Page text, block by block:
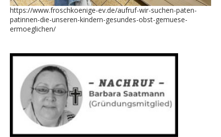
https://www.froschkoenige-ev.de/aufruf-wir-suchen-paten-
patinnen-die-unseren-kindern-gesundes-obst-gemuese-
ermoeglichen/